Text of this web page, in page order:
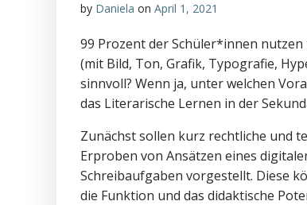
by Daniela on April 1, 2021
99 Prozent der Schüler*innen
(mit Bild, Ton, Grafik, Typografie,
sinnvoll? Wenn ja, unter welchen
das Literarische Lernen in der
Zunächst sollen kurz rechtliche und
Erproben von Ansätzen eines
Schreibaufgaben vorgestellt. Diese
die Funktion und das didaktische